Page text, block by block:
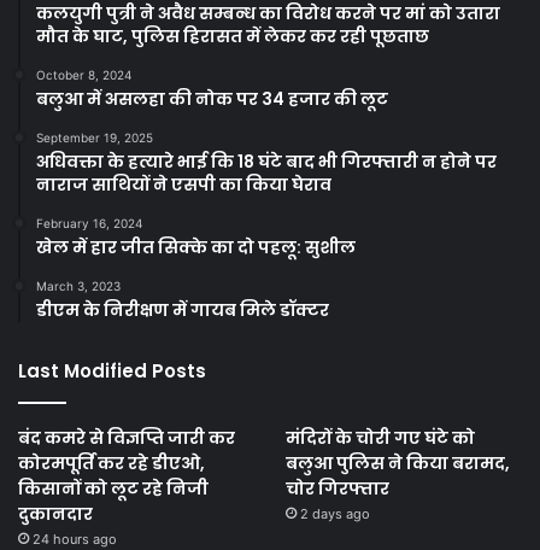
कलयुगी पुत्री ने अवैध सम्बन्ध का विरोध करने पर मां को उतारा
मौत के घाट, पुलिस हिरासत में लेकर कर रही पूछताछ
October 8, 2024
बलुआ में असलहा की नोक पर 34 हजार की लूट
September 19, 2025
अधिवक्ता के हत्यारे भाई कि 18 घंटे बाद भी गिरफ्तारी न होने पर
नाराज साथियों ने एसपी का किया घेराव
February 16, 2024
खेल में हार जीत सिक्के का दो पहलू: सुशील
March 3, 2023
डीएम के निरीक्षण में गायब मिले डॉक्टर
Last Modified Posts
बंद कमरे से विज्ञप्ति जारी कर
कोरमपूर्ति कर रहे डीएओ,
किसानों को लूट रहे निजी
दुकानदार
24 hours ago
मंदिरों के चोरी गए घंटे को
बलुआ पुलिस ने किया बरामद,
चोर गिरफ्तार
2 days ago